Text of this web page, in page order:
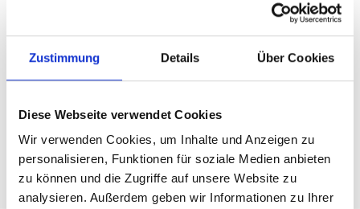
Zustimmung Details Über Cookies
Diese Webseite verwendet Cookies
Wir verwenden Cookies, um Inhalte und Anzeigen zu
personalisieren, Funktionen für soziale Medien anbieten
zu können und die Zugriffe auf unsere Website zu
analysieren. Außerdem geben wir Informationen zu Ihrer
Ansprechpartner
Telefon: 0571 597 265 17
Telefax: 0571 870 490 05